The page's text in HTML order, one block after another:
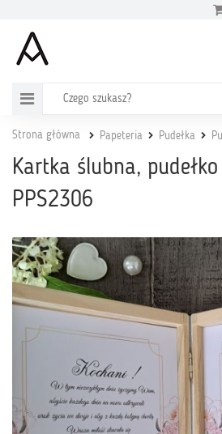
Strona główna Papeteria Pudełka
Kartka ślubna,
PPS2306